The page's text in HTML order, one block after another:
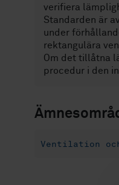
verifiera
Standarden är
under
rektangulära
Om det tillåtna
procedur i den
Ventilation